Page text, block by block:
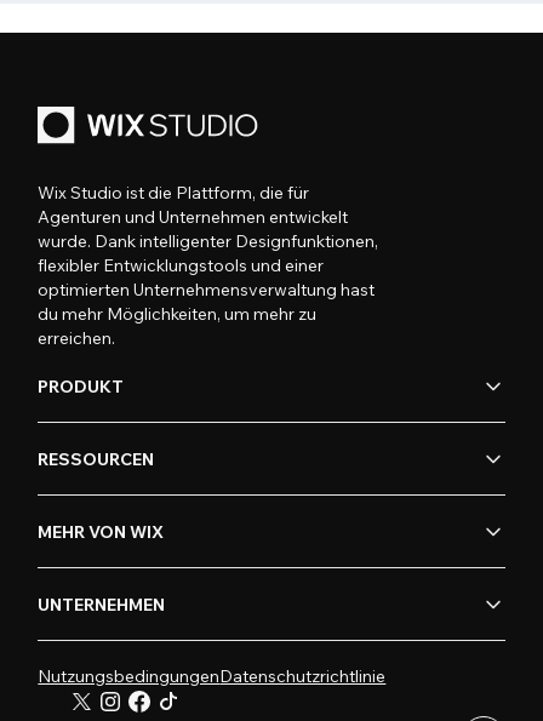
Wix Studio ist die Plattform, die für
Agenturen und Unternehmen entwickelt
wurde. Dank intelligenter Designfunktionen,
flexibler Entwicklungstools und einer
optimierten Unternehmensverwaltung hast
du mehr Möglichkeiten, um mehr zu
erreichen.
PRODUKT
RESSOURCEN
MEHR VON WIX
UNTERNEHMEN
NutzungsbedingungenDatenschutzrichtlinie